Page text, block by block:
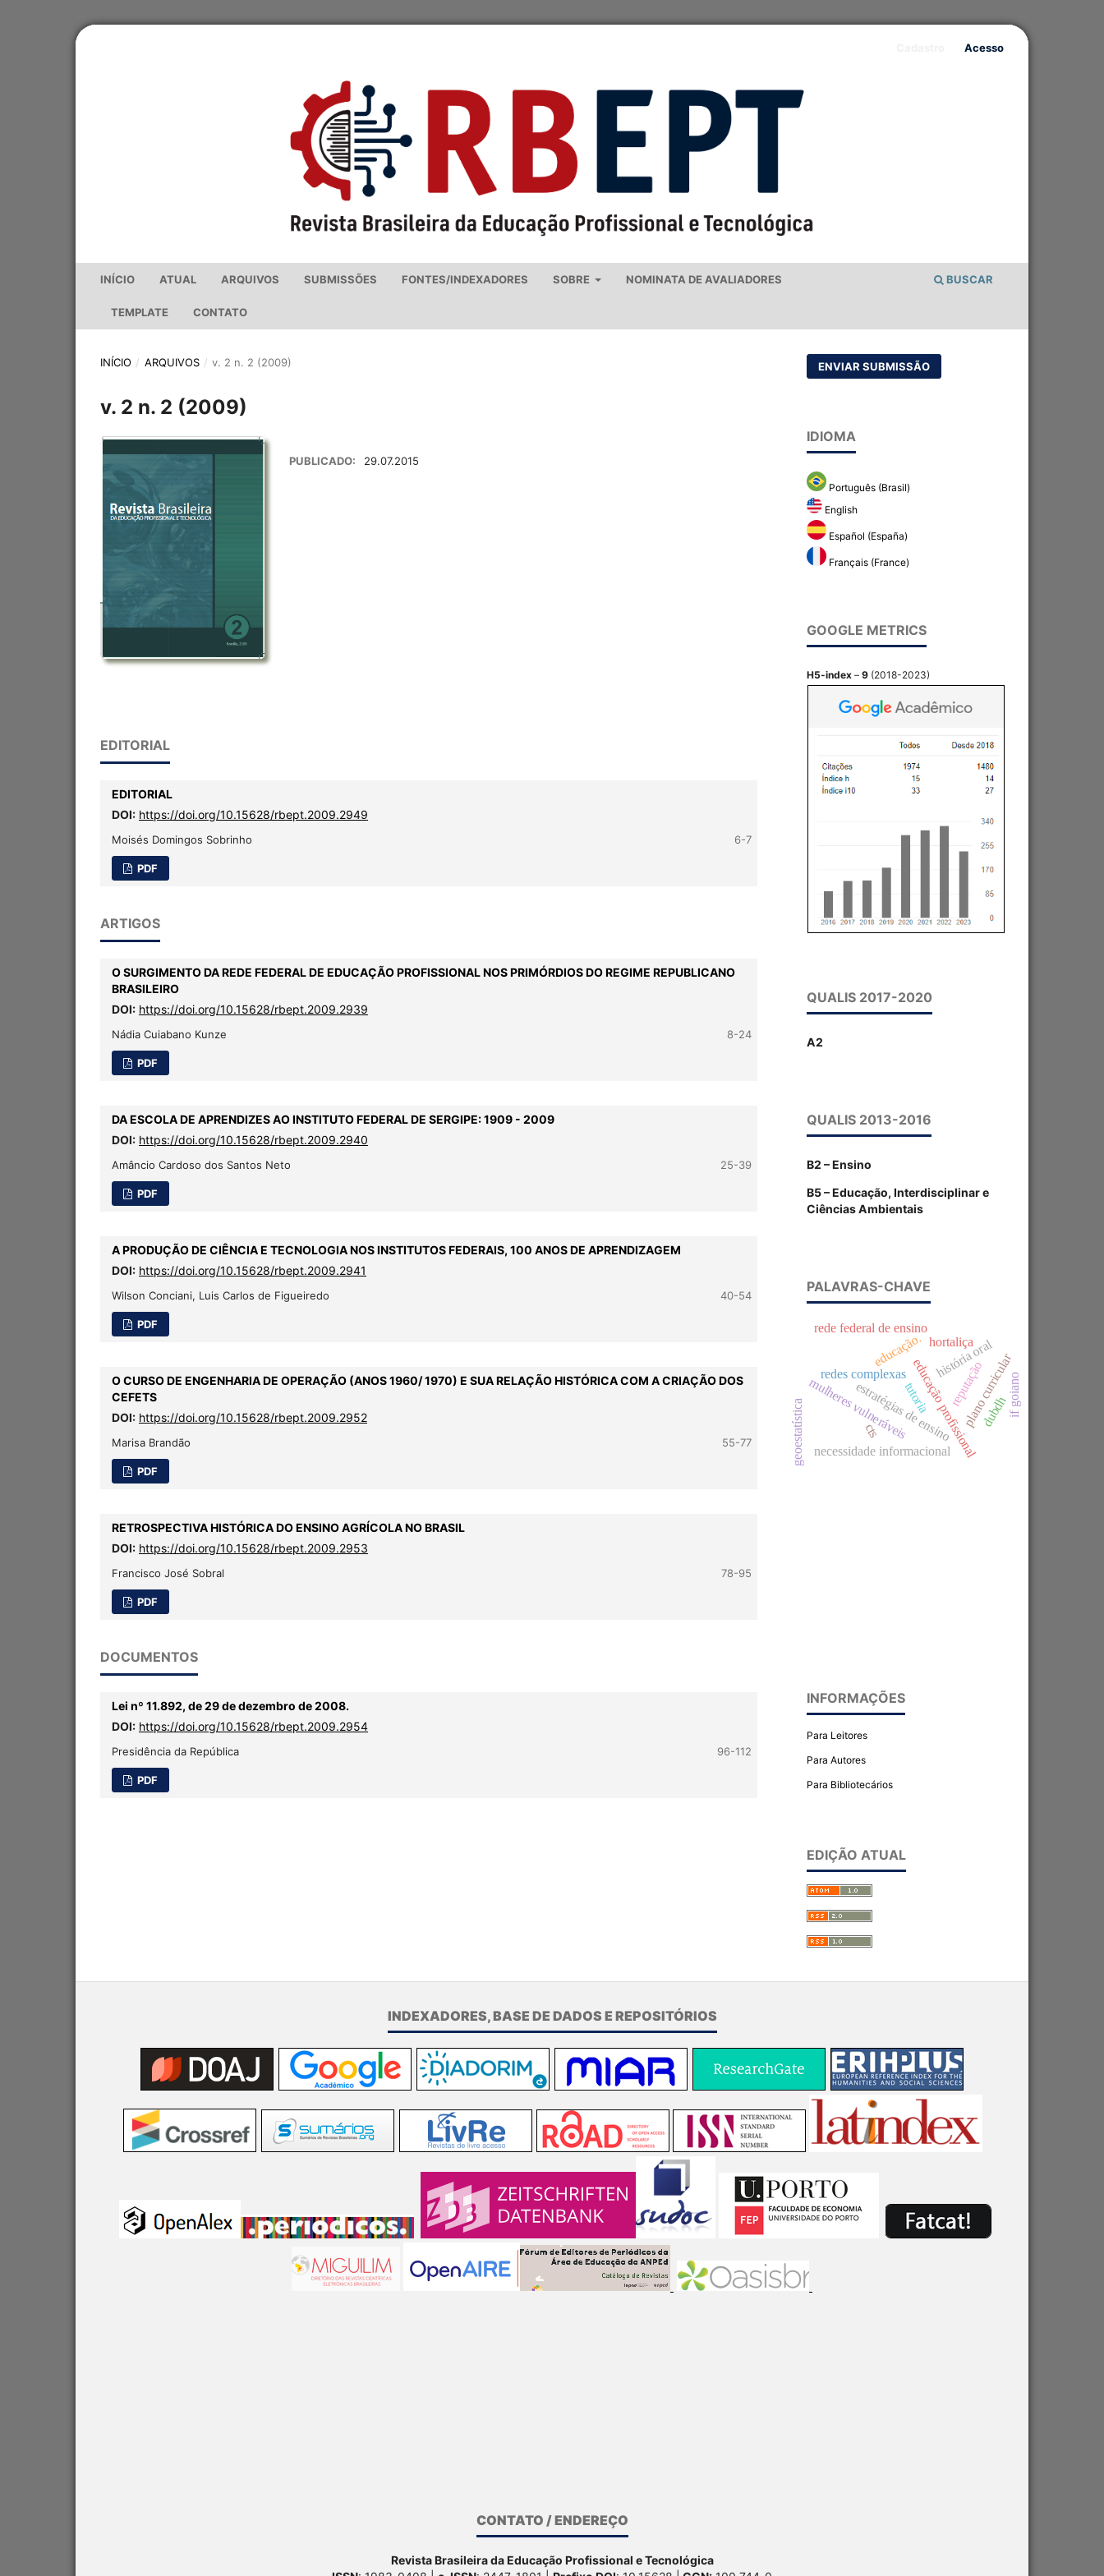
INÍCIO ATUAL ARQUIVOS SUBMISSÕES FONTES/INDEXADORES SOBRE NOMINATA DE AVALIADORES
TEMPLATE CONTATO
BUSCAR
Acesso
INÍCIO / ARQUIVOS / v. 2 n. 2 (2009)
v. 2 n. 2 (2009)
PUBLICADO: 29.07.2015
EDITORIAL
EDITORIAL
DOI: https://doi.org/10.15628/rbept.2009.2949
Moisés Domingos Sobrinho 6-7
PDF
ARTIGOS
O SURGIMENTO DA REDE FEDERAL DE EDUCAÇÃO PROFISSIONAL NOS PRIMÓRDIOS DO REGIME REPUBLICANO
BRASILEIRO
DOI: https://doi.org/10.15628/rbept.2009.2939
Nádia Cuiabano Kunze 8-24
PDF
DA ESCOLA DE APRENDIZES AO INSTITUTO FEDERAL DE SERGIPE: 1909 - 2009
DOI: https://doi.org/10.15628/rbept.2009.2940
Amâncio Cardoso dos Santos Neto 25-39
PDF
A PRODUÇÃO DE CIÊNCIA E TECNOLOGIA NOS INSTITUTOS FEDERAIS, 100 ANOS DE APRENDIZAGEM
DOI: https://doi.org/10.15628/rbept.2009.2941
Wilson Conciani, Luis Carlos de Figueiredo 40-54
PDF
O CURSO DE ENGENHARIA DE OPERAÇÃO (ANOS 1960/ 1970) E SUA RELAÇÃO HISTÓRICA COM A CRIAÇÃO DOS
CEFETS
DOI: https://doi.org/10.15628/rbept.2009.2952
Marisa Brandão 55-77
PDF
RETROSPECTIVA HISTÓRICA DO ENSINO AGRÍCOLA NO BRASIL
DOI: https://doi.org/10.15628/rbept.2009.2953
Francisco José Sobral 78-95
PDF
DOCUMENTOS
Lei nº 11.892, de 29 de dezembro de 2008.
DOI: https://doi.org/10.15628/rbept.2009.2954
Presidência da República 96-112
PDF
ENVIAR SUBMISSÃO
IDIOMA
Português (Brasil)
English
Español (España)
Français (France)
GOOGLE METRICS
H5-index – 9 (2018-2023)
QUALIS 2017-2020
A2
QUALIS 2013-2016
B2 – Ensino
B5 – Educação, Interdisciplinar e
Ciências Ambientais
PALAVRAS-CHAVE
educação profissional
estratégias de ensino
redes complexas plano curricular
história oral
necessidade informacional
educação.
mulheres vulneráveis
rede federal de ensino
hortaliça
if goiano
reputação
dubdh
geoestatística
tutoria
cts
INFORMAÇÕES
Para Leitores
Para Autores
Para Bibliotecários
EDIÇÃO ATUAL
INDEXADORES, BASE DE DADOS E REPOSITÓRIOS
CONTATO / ENDEREÇO
Revista Brasileira da Educação Profissional e Tecnológica